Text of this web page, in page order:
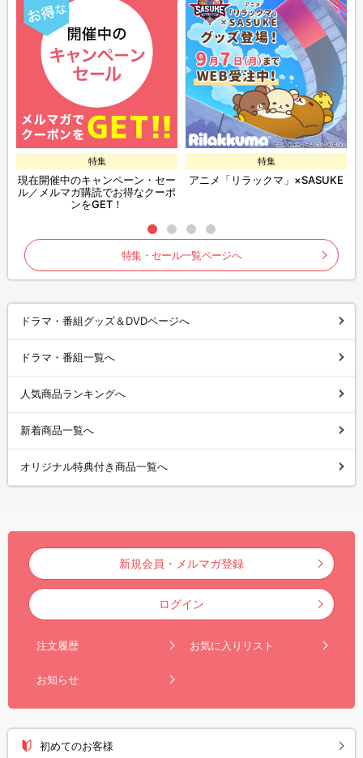
特集
現在開催中のキャンペーン・セー
ル／メルマガ購読でお得なクーポ
ンをGET！
特集
アニメ「リラックマ」×SASUKE
特集・セール一覧ページへ
ドラマ・番組グッズ＆DVDページへ
ドラマ・番組一覧へ
人気商品ランキングへ
新着商品一覧へ
オリジナル特典付き商品一覧へ
新規会員・メルマガ登録
ログイン
注文履歴 お気に入りリスト
お知らせ
初めてのお客様